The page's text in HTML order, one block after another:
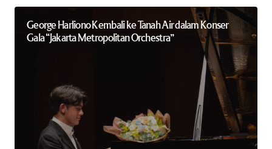
George Harliono Kembali ke Tanah Air dalam Konser
Gala “Jakarta Metropolitan Orchestra”